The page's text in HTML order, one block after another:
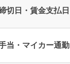
切日・賃金支払日
当・マイカー通勤